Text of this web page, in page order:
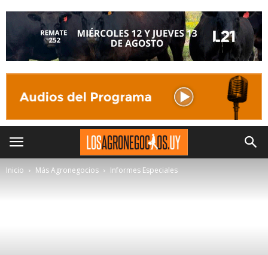
Inicio Más Agronegocios Informes Especiales